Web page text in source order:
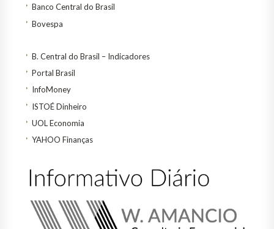
Banco Central do Brasil
Bovespa
B. Central do Brasil – Indicadores
Portal Brasil
InfoMoney
ISTOÉ Dinheiro
UOL Economia
YAHOO Finanças